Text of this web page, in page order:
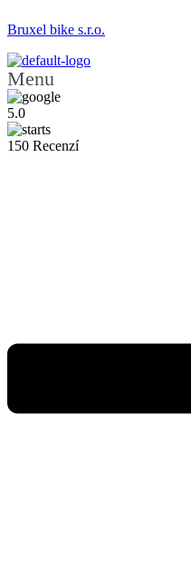
Bruxel bike s.r.o.
Menu
5.0
150 Recenzí